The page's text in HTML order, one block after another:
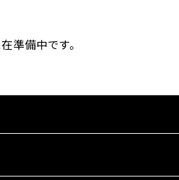
準備中です。